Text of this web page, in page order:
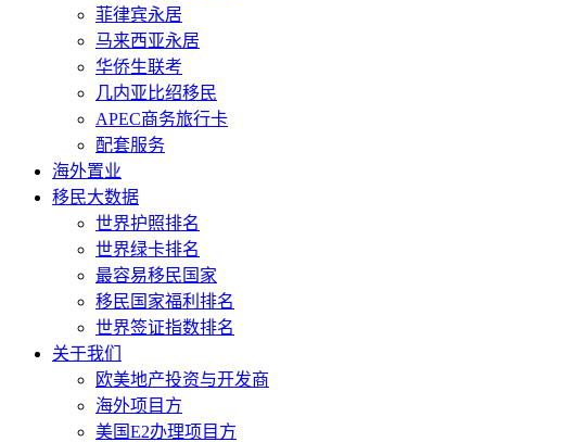
菲律宾永居
马来西亚永居
华侨生联考
几内亚比绍移民
APEC商务旅行卡
配套服务
海外置业
移民大数据
世界护照排名
世界绿卡排名
最容易移民国家
移民国家福利排名
世界签证指数排名
关于我们
欧美地产投资与开发商
海外项目方
美国E2办理项目方